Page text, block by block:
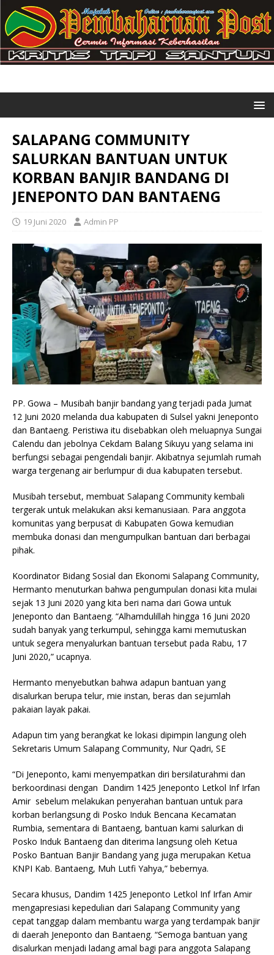
SALAPANG COMMUNITY
SALURKAN BANTUAN UNTUK
KORBAN BANJIR BANDANG DI
JENEPONTO DAN BANTAENG
19 Juni 2020 Admin PP
PP. Gowa – Musibah banjir bandang yang terjadi pada Jumat
12 Juni 2020 melanda dua kabupaten di Sulsel yakni Jeneponto
dan Bantaeng. Peristiwa itu disebabkan oleh meluapnya Sungai
Calendu dan jebolnya Cekdam Balang Sikuyu yang selama ini
berfungsi sebagai pengendali banjir. Akibatnya sejumlah rumah
warga tergenang air berlumpur di dua kabupaten tersebut.
Musibah tersebut, membuat Salapang Community kembali
tergerak untuk melakukan aksi kemanusiaan. Para anggota
komunitas yang berpusat di Kabupaten Gowa kemudian
membuka donasi dan mengumpulkan bantuan dari berbagai
pihak.
Koordinator Bidang Sosial dan Ekonomi Salapang Community,
Hermanto menuturkan bahwa pengumpulan donasi kita mulai
sejak 13 Juni 2020 yang kita beri nama dari Gowa untuk
Jeneponto dan Bantaeng. “Alhamdulillah hingga 16 Juni 2020
sudah banyak yang terkumpul, sehingga kami memutuskan
untuk segera menyalurkan bantuan tersebut pada Rabu, 17
Juni 2020,” ucapnya.
Hermanto menyebutkan bahwa adapun bantuan yang
disalurkan berupa telur, mie instan, beras dan sejumlah
pakaian layak pakai.
Adapun tim yang berangkat ke lokasi dipimpin langung oleh
Sekretaris Umum Salapang Community, Nur Qadri, SE
“Di Jeneponto, kami menyempatkan diri bersilaturahmi dan
berkoordinasi dengan Dandim 1425 Jeneponto Letkol Inf Irfan
Amir sebelum melakukan penyerahan bantuan untuk para
korban berlangsung di Posko Induk Bencana Kecamatan
Rumbia, sementara di Bantaeng, bantuan kami salurkan di
Posko Induk Bantaeng dan diterima langsung oleh Ketua
Posko Bantuan Banjir Bandang yang juga merupakan Ketua
KNPI Kab. Bantaeng, Muh Lutfi Yahya,” bebernya.
Secara khusus, Dandim 1425 Jeneponto Letkol Inf Irfan Amir
mengapresiasi kepedulian dari Salapang Community yang
cepat tanggap dalam membantu warga yang terdampak banjir
di daerah Jeneponto dan Bantaeng. “Semoga bantuan yang
disalurkan menjadi ladang amal bagi para anggota Salapang